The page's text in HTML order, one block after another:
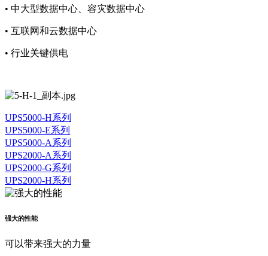
• 中大型数据中心、容灾数据中心
• 互联网和云数据中心
• 行业关键供电
UPS5000-H系列
UPS5000-E系列
UPS5000-A系列
UPS2000-A系列
UPS2000-G系列
UPS2000-H系列
强大的性能
可以带来强大的力量